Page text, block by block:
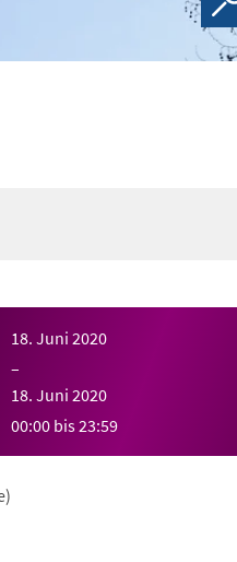
18. Juni 2020
–
18. Juni 2020
00:00 bis23:59